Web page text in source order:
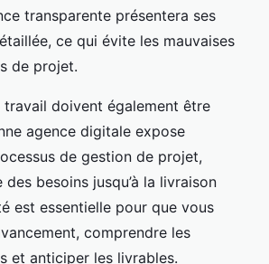
transparente présentera ses
ce qui évite les mauvaises
de projet.
travail doivent également être
agence digitale expose
de gestion de projet,
besoins jusqu’à la livraison
est essentielle pour que vous
comprendre les
et anticiper les livrables.